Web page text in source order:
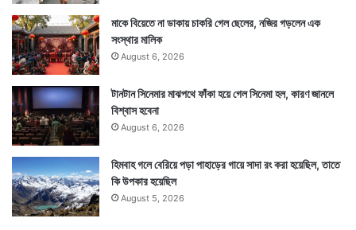
মাকে বিয়েতে না ডাকায় চাকরি গেল ছেলের, নজির গড়লেন এক
সংস্থার মালিক
August 6, 2026
টানটান সিনেমার মাঝপথে ফাঁকা হয়ে গেল সিনেমা হল, কারণ জানলে
বিশ্বাস হবেনা
August 6, 2026
হিমবাহ গলে বেরিয়ে পড়া পাহাড়ের গায়ে সাদা রং করা হয়েছিল, তাতে
কি উপকার হয়েছিল
August 5, 2026